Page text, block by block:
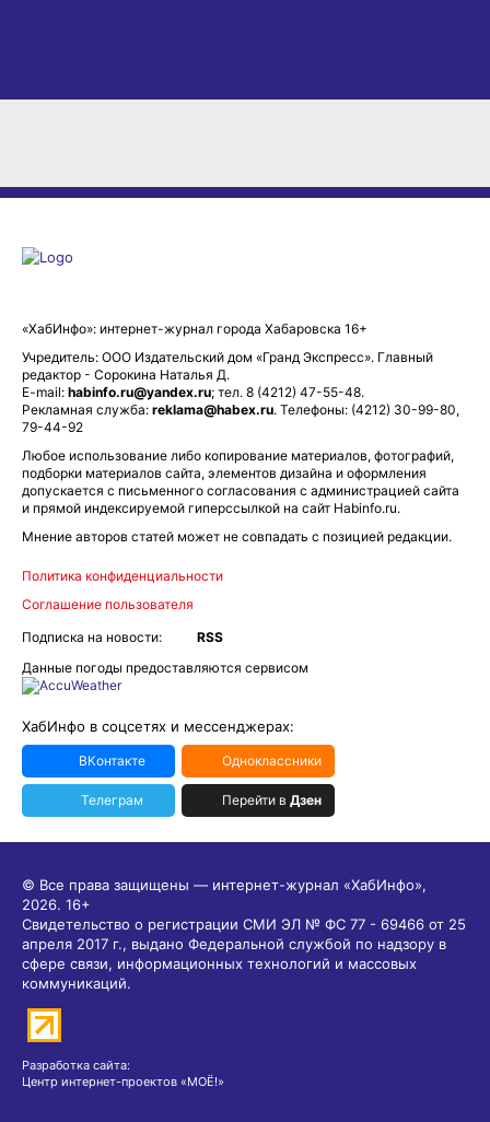
«ХабИнфо»: интернет-журнал города Хабаровска 16+
Учредитель: ООО Издательский дом «Гранд Экспресс». Главный
редактор - Сорокина Наталья Д.
E-mail: habinfo.ru@yandex.ru; тел. 8 (4212) 47-55-48.
Рекламная служба: reklama@habex.ru. Телефоны: (4212) 30-99-80,
79-44-92
Любое использование либо копирование материалов, фотографий,
подборки материалов сайта, элементов дизайна и оформления
допускается с письменного согласования с администрацией сайта
и прямой индексируемой гиперссылкой на сайт Habinfo.ru.
Мнение авторов статей может не совпадать с позицией редакции.
Политика конфиденциальности
Соглашение пользователя
Подписка на новости:
RSS
Данные погоды предоставляются сервисом
ХабИнфо в соцсетях и мессенджерах:
ВКонтакте Одноклассники
Телеграм Перейти в Дзен
© Все права защищены — интернет-журнал «ХабИнфо»,
2026. 16+
Свидетельство о регистрации СМИ ЭЛ № ФС 77 - 69466 от 25
апреля 2017 г., выдано Федеральной службой по надзору в
сфере связи, информационных технологий и массовых
коммуникаций.
Разработка сайта:
Центр интернет-проектов «МОЁ!»